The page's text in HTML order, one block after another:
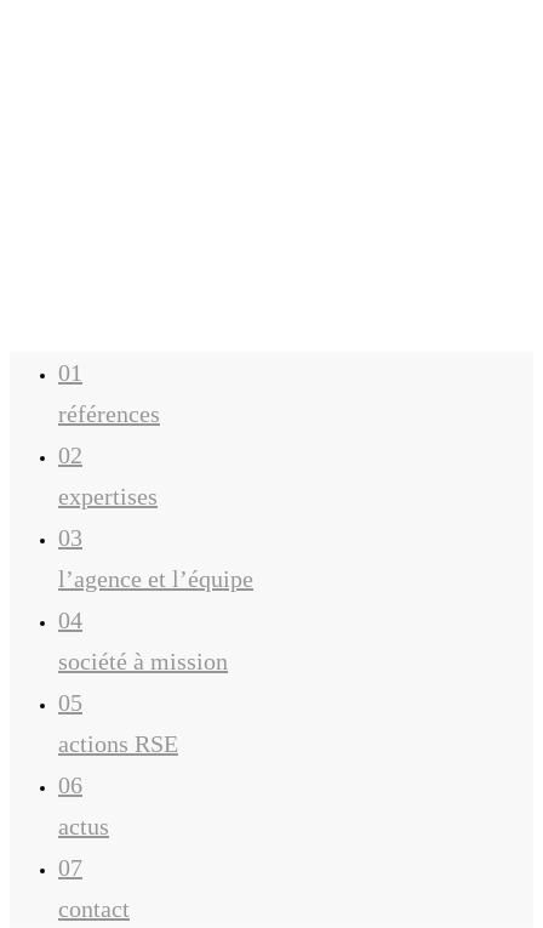
01
références
02
expertises
03
l’agence et l’équipe
04
société à mission
05
actions RSE
06
actus
07
contact